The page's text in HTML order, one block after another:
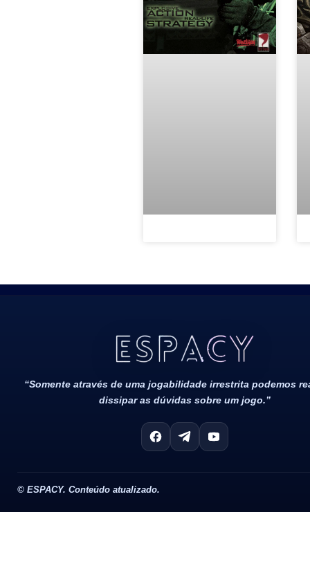
“Somente através de uma jogabilidade irrestrita podemos
dissipar as dúvidas sobre um jogo.”
© ESPACY. Conteúdo atualizado.